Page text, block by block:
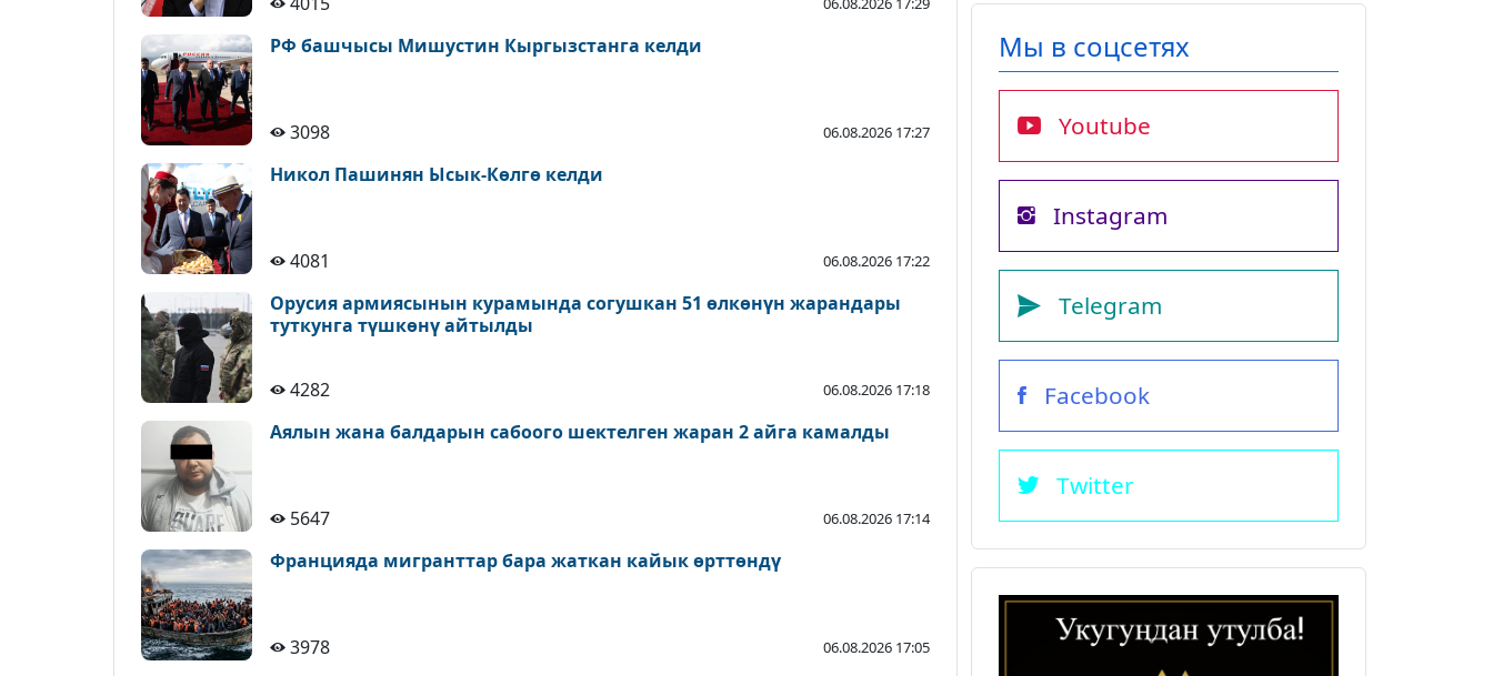
РФ башчысы Мишустин Кыргызстанга келди
3098 06.08.2026 17:27
Никол Пашинян Ысык-Көлгө келди
4081 06.08.2026 17:22
Орусия армиясынын курамында согушкан 51 өлкөнүн жарандары
туткунга түшкөнү айтылды
4282 06.08.2026 17:18
Аялын жана балдарын сабоого шектелген жаран 2 айга камалды
5647 06.08.2026 17:14
Францияда мигранттар бара жаткан кайык өрттөндү
3978 06.08.2026 17:05
Мы в соцсетях
Youtube
Instagram
Telegram
Facebook
Twitter